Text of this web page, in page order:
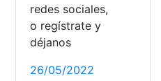
Ejemplos cortos
redes sociales,
o regístrate y
déjanos
26/05/2022